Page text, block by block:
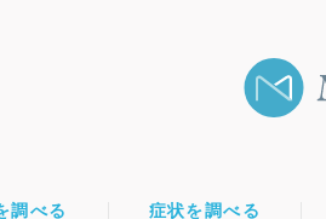
調べる 症状を調べる